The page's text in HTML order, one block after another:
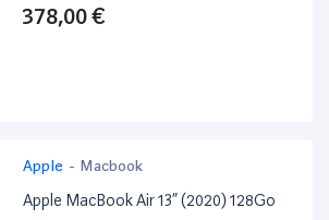
378,00 €
Apple - Macbook
Apple MacBook Air 13” (2020) 128Go